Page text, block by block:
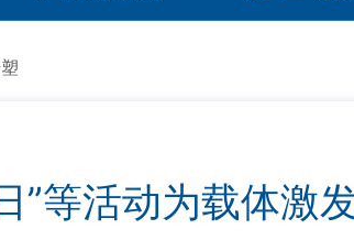
”等活动为载体激